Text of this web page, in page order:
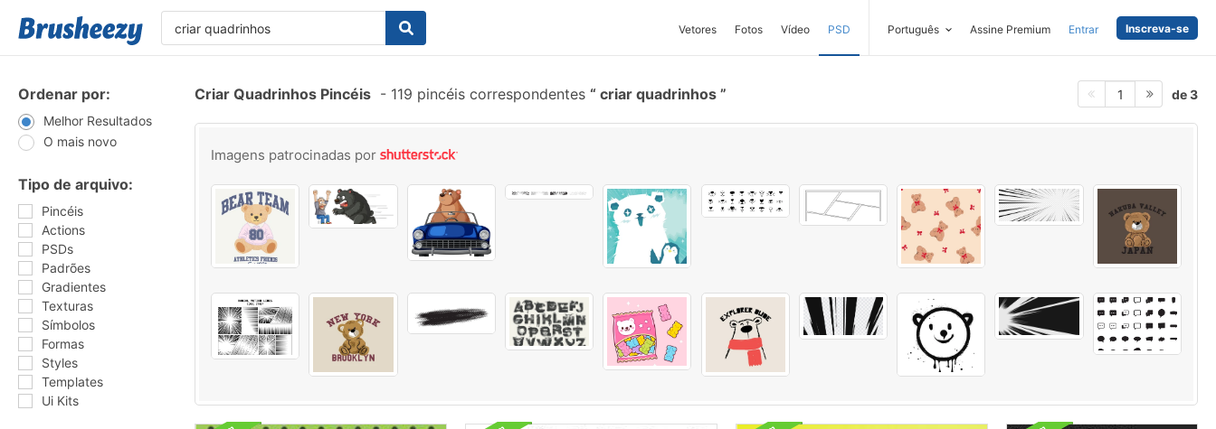
Vetores Fotos Vídeo PSD Português Assine Premium Entrar Inscreva-se
Ordenar por:
Melhor Resultados
O mais novo
Tipo de arquivo:
Pincéis
Actions
PSDs
Padrões
Gradientes
Texturas
Símbolos
Formas
Styles
Templates
Ui Kits
Criar Quadrinhos Pincéis - 119 pincéis correspondentes criar quadrinhos 1 de 3
Imagens patrocinadas por